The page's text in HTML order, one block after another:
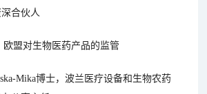
合伙人
欧盟对生物医药产品的监管
Mika博士，波兰医疗设备和生物农药